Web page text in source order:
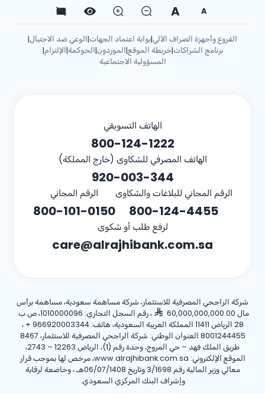
A
A
الفروع وأجهزة الصراف الآلي|بوابة اعتماد الجهات|الوعي ضد الاحتيال|
برنامج الشراكات|خريطة الموقع|الموردون|الحوكمة|الإلتزام|
المسؤولية الاجتماعية
الهاتف التسويقي
800-124-1222
الهاتف المصرفي للشكاوى (خارج المملكة)
920-003-344
الرقم المجاني للبلاغات والشكاوى
800-124-4455
الرقم المجاني
800-101-0150
لرفع طلب أو شكوى
care@alrajhibank.com.sa
شركة الراجحي المصرفية للاستثمار، شركة مساهمة سعودية، مساهمة برأس
مال 60,000,000,000.00
، رقم السجل التجاري: 1010000096، ص.ب:
28 الرياض 11411 المملكة العربية السعودية، هاتف:
+ 966920003344 ،
8001244455 العنوان الوطني: شركة الراجحي المصرفية للاستثمار، 8467
طريق الملك فهد – حي المروج، وحدة رقم (1)، الرياض 12263 – 2743،
الموقع الإلكتروني: www.alrajhibank.com.sa، مرخص لها بموجب قرار
معالي وزير المالية رقم 3/1698 وتاريخ 06/07/1408هـ ، وخاضعة لرقابة
وإشراف البنك المركزي السعودي.